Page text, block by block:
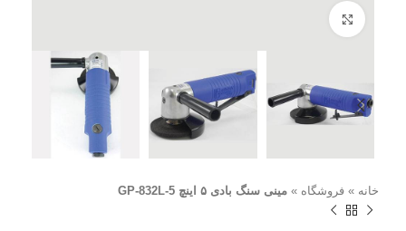
خانه » فروشگاه » مینی سنگ بادی ۵ اینچ GP-832L-5